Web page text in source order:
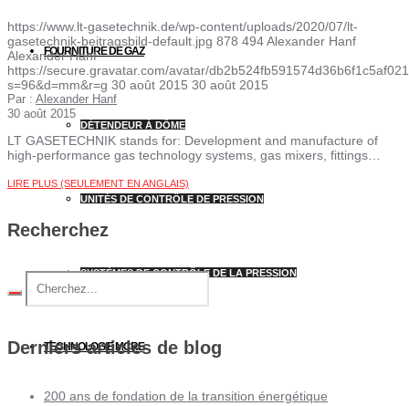
FOURNITURE DE GAZ
DÉTENDEUR À DÔME
UNITÉS DE CONTRÔLE DE PRESSION
SYSTÈMES DE CONTRÔLE DE LA PRESSION
TECHNOLOGIE MCRE
https://www.lt-gasetechnik.de/wp-content/uploads/2020/07/lt-
gasetechnik-beitragsbild-default.jpg 878 494Alexander Hanf
Alexander Hanf
https://secure.gravatar.com/avatar/
s=96&d=mm&r=g 30 août 2015 30 août 2015
Par : Alexander Hanf
30 août 2015
LT GASETECHNIK stands for: Development and manufacture of
high-performance gas technology systems, gas mixers, fittings…
LIRE PLUS (SEULEMENT EN ANGLAIS)
Recherchez
Derniers articles de blog
200 ans de fondation de la transition énergétique